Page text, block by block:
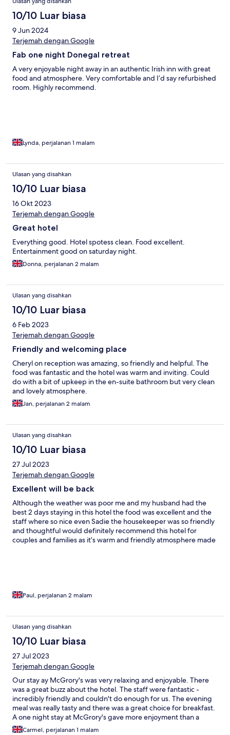
10/10 Luar biasa
9 Jun 2024
Terjemah dengan Google
Fab one night Donegal retreat
A very enjoyable night away in an authentic Irish inn with great
food and atmosphere. Very comfortable and I’d say refurbished
room. Highly recommend.
Lynda, perjalanan 1 malam
Ulasan yang disahkan
10/10 Luar biasa
16 Okt 2023
Terjemah dengan Google
Great hotel
Everything good. Hotel spotess clean. Food excellent.
Entertainment good on saturday night.
Donna, perjalanan 2 malam
Ulasan yang disahkan
10/10 Luar biasa
6 Feb 2023
Terjemah dengan Google
Friendly and welcoming place
Cheryl on reception was amazing, so friendly and helpful. The
food was fantastic and the hotel was warm and inviting. Could
do with a bit of upkeep in the en-suite bathroom but very clean
and lovely atmosphere.
Jan, perjalanan 2 malam
Ulasan yang disahkan
10/10 Luar biasa
27 Jul 2023
Terjemah dengan Google
Excellent will be back
Although the weather was poor me and my husband had the
best 2 days staying in this hotel the food was excellent and the
staff where so nice even Sadie the housekeeper was so friendly
and thoughtful would definitely recommend this hotel for
couples and families as it’s warm and friendly atmosphere made
Paul, perjalanan 2 malam
Ulasan yang disahkan
10/10 Luar biasa
27 Jul 2023
Terjemah dengan Google
Our stay ay McGrory's was very relaxing and enjoyable. There
was a great buzz about the hotel. The staff were fantastic -
incredibly friendly and couldn't do enough for us. The evening
meal was really tasty and there was a great choice for breakfast.
A one night stay at McGrory's gave more enjoyment than a
week's break at a big, lifeless hotel.
Carmel, perjalanan 1 malam